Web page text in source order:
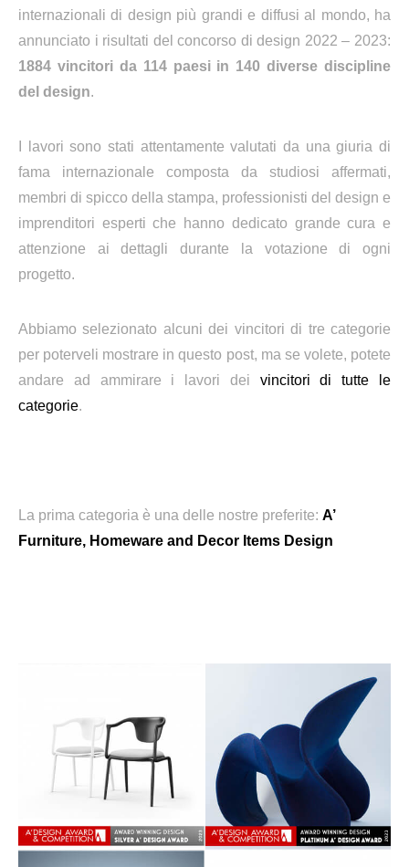
internazionali di design più grandi e diffusi al mondo, ha
annunciato i risultati del concorso di design 2022 – 2023:
1884 vincitori da 114 paesi in 140 diverse discipline
del design.
I lavori sono stati attentamente valutati da una giuria di
fama internazionale composta da studiosi affermati,
membri di spicco della stampa, professionisti del design e
imprenditori esperti che hanno dedicato grande cura e
attenzione ai dettagli durante la votazione di ogni
progetto.
Abbiamo selezionato alcuni dei vincitori di tre categorie
per poterveli mostrare in questo post, ma se volete, potete
andare ad ammirare i lavori dei vincitori di tutte le
categorie.
La prima categoria è una delle nostre preferite: A’
Furniture, Homeware and Decor Items Design